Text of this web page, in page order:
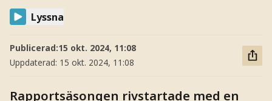
Lyssna
Publicerad:15 okt. 2024, 11:08
Uppdaterad: 15 okt. 2024, 11:08
Rapportsäsongen rivstartade med en